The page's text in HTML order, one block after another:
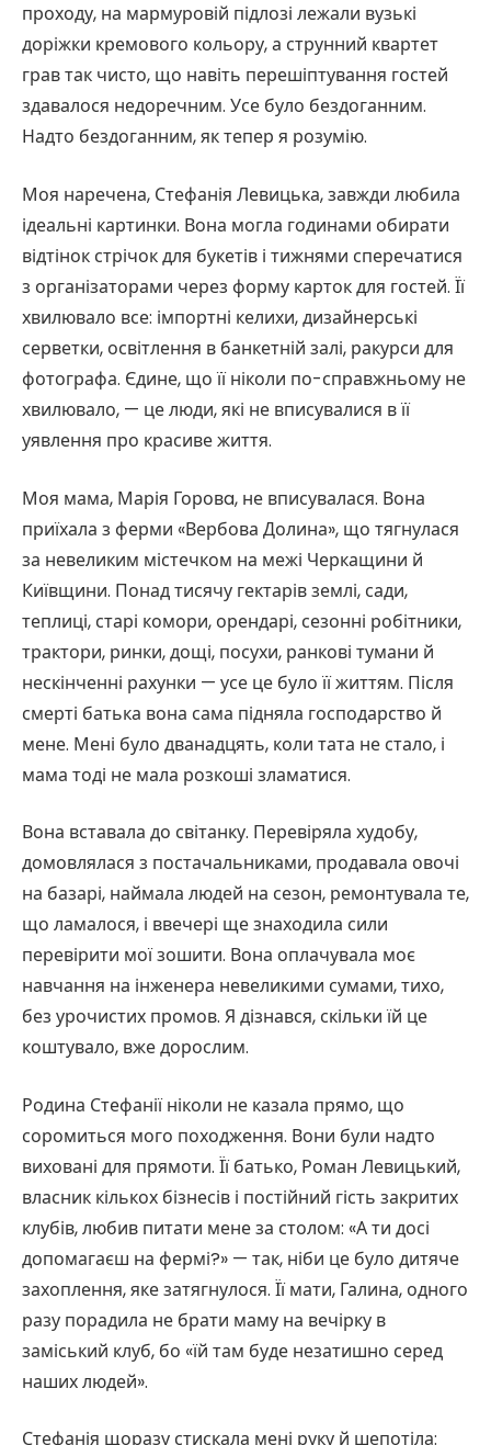
проходу, на мармуровій підлозі лежали вузькі
доріжки кремового кольору, а струнний квартет
грав так чисто, що навіть перешіптування гостей
здавалося недоречним. Усе було бездоганним.
Надто бездоганним, як тепер я розумію.
Моя наречена, Стефанія Левицька, завжди любила
ідеальні картинки. Вона могла годинами обирати
відтінок стрічок для букетів і тижнями сперечатися
з організаторами через форму карток для гостей. Її
хвилювало все: імпортні келихи, дизайнерські
серветки, освітлення в банкетній залі, ракурси для
фотографа. Єдине, що її ніколи по-справжньому не
хвилювало, — це люди, які не вписувалися в її
уявлення про красиве життя.
Моя мама, Марія Горовa, не вписувалася. Вона
приїхала з ферми «Вербова Долина», що тягнулася
за невеликим містечком на межі Черкащини й
Київщини. Понад тисячу гектарів землі, сади,
теплиці, старі комори, орендарі, сезонні робітники,
трактори, ринки, дощі, посухи, ранкові тумани й
нескінченні рахунки — усе це було її життям. Після
смерті батька вона сама підняла господарство й
мене. Мені було дванадцять, коли тата не стало, і
мама тоді не мала розкоші зламатися.
Вона вставала до світанку. Перевіряла худобу,
домовлялася з постачальниками, продавала овочі
на базарі, наймала людей на сезон, ремонтувала те,
що ламалося, і ввечері ще знаходила сили
перевірити мої зошити. Вона оплачувала моє
навчання на інженера невеликими сумами, тихо,
без урочистих промов. Я дізнався, скільки їй це
коштувало, вже дорослим.
Родина Стефанії ніколи не казала прямо, що
соромиться мого походження. Вони були надто
виховані для прямоти. Її батько, Роман Левицький,
власник кількох бізнесів і постійний гість закритих
клубів, любив питати мене за столом: «А ти досі
допомагаєш на фермі?» — так, ніби це було дитяче
захоплення, яке затягнулося. Її мати, Галина, одного
разу порадила не брати маму на вечірку в
заміський клуб, бо «їй там буде незатишно серед
наших людей».
Стефанія щоразу стискала мені руку й шепотіла: